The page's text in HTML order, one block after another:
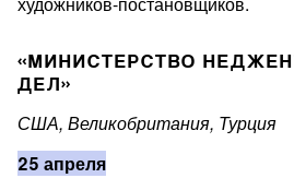
«МИНИСТЕРСТВО
ДЕЛ»
США, Великобритания, Турция
25 апреля